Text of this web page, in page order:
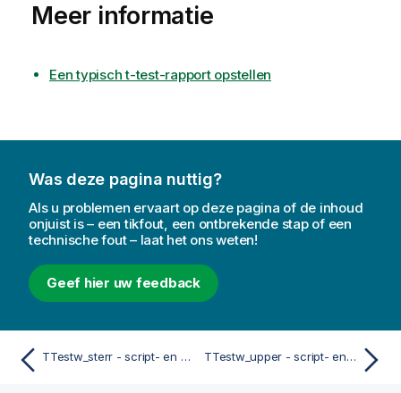
Meer informatie
Een typisch t-test-rapport opstellen
Was deze pagina nuttig?
Als u problemen ervaart op deze pagina of de inhoud
onjuist is – een tikfout, een ontbrekende stap of een
technische fout – laat het ons weten!
Geef hier uw feedback
TTestw_sterr - script- en diagramfunctie TTestw_upper - script- en diagramfunctie